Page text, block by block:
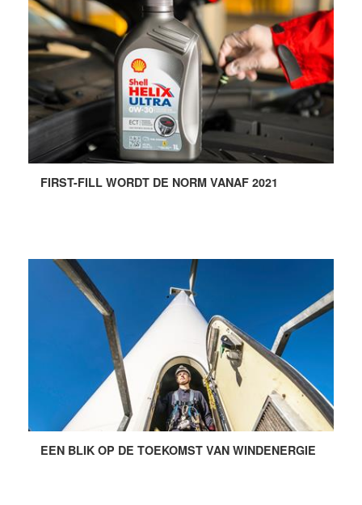
FIRST-FILL WORDT DE NORM VANAF 2021
EEN BLIK OP DE TOEKOMST VAN WINDENERGIE